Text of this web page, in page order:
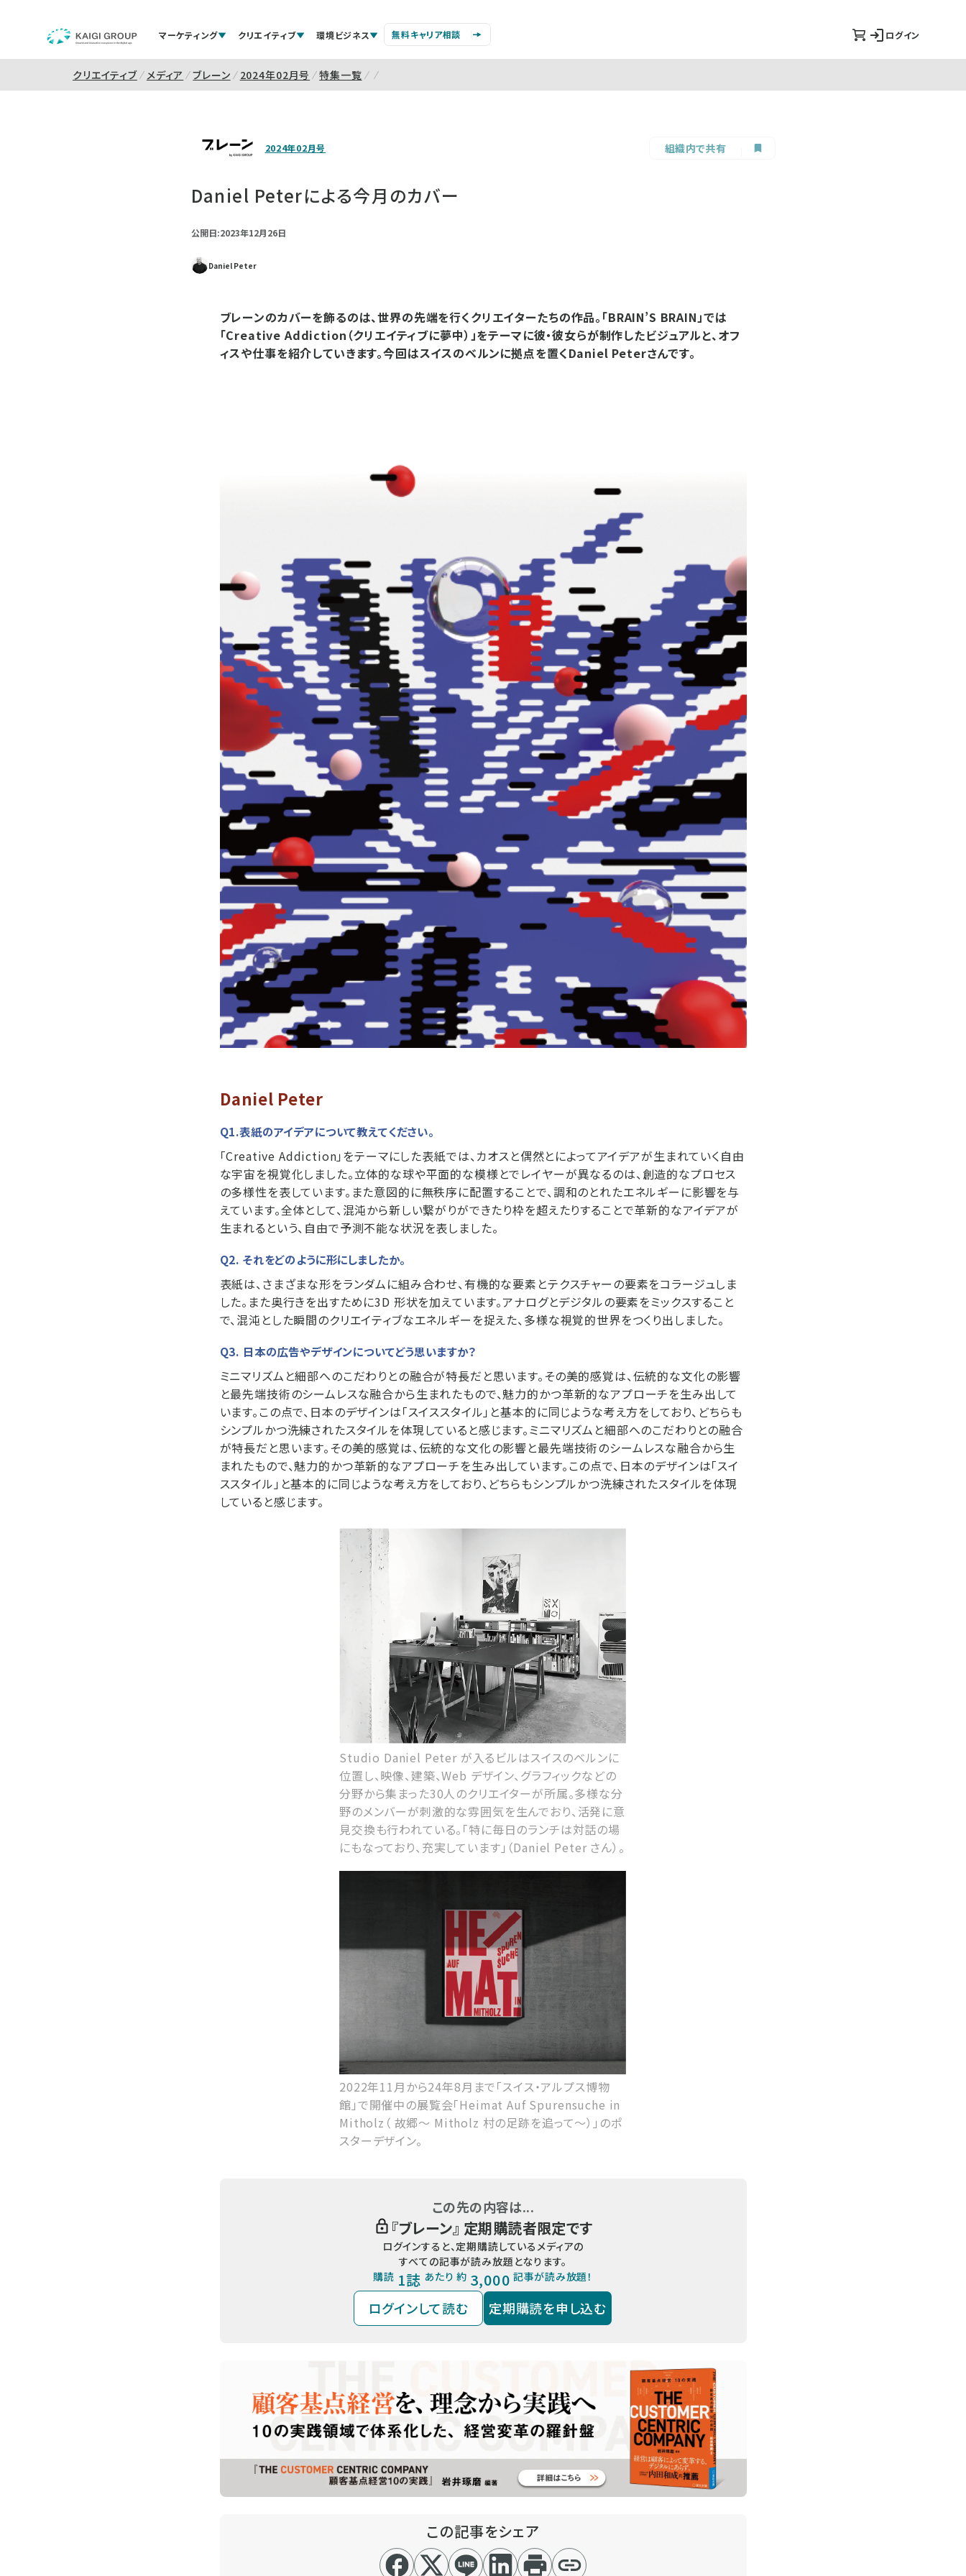
マーケティング クリエイティブ 環境ビジネス 無料キャリア相談 ログイン
クリエイティブ メディア ブレーン 2024年02月号 特集一覧
2024年02月号 組織内で共有
Daniel Peterによる今月のカバー
公開日:2023年12月26日
Daniel Peter
ブレーンのカバーを飾るのは、世界の先端を行くクリエイターたちの作品。「BRAIN’S BRAIN」では
「Creative Addiction（クリエイティブに夢中）」をテーマに彼・彼女らが制作したビジュアルと、オフ
ィスや仕事を紹介していきます。今回はスイスのベルンに拠点を置くDaniel Peterさんです。
Daniel Peter
Q1.表紙のアイデアについて教えてください。
「Creative Addiction」をテーマにした表紙では、カオスと偶然とによってアイデアが生まれていく自由
な宇宙を視覚化しました。立体的な球や平面的な模様とでレイヤーが異なるのは、創造的なプロセス
の多様性を表しています。また意図的に無秩序に配置することで、調和のとれたエネルギーに影響を与
えています。全体として、混沌から新しい繋がりができたり枠を超えたりすることで革新的なアイデアが
生まれるという、自由で予測不能な状況を表しました。
Q2. それをどのように形にしましたか。
表紙は、さまざまな形をランダムに組み合わせ、有機的な要素とテクスチャーの要素をコラージュしま
した。また奥行きを出すために3D 形状を加えています。アナログとデジタルの要素をミックスすること
で、混沌とした瞬間のクリエイティブなエネルギーを捉えた、多様な視覚的世界をつくり出しました。
Q3. 日本の広告やデザインについてどう思いますか？
ミニマリズムと細部へのこだわりとの融合が特長だと思います。その美的感覚は、伝統的な文化の影響
と最先端技術のシームレスな融合から生まれたもので、魅力的かつ革新的なアプローチを生み出して
います。この点で、日本のデザインは「スイススタイル」と基本的に同じような考え方をしており、どちらも
シンプルかつ洗練されたスタイルを体現していると感じます。ミニマリズムと細部へのこだわりとの融合
が特長だと思います。その美的感覚は、伝統的な文化の影響と最先端技術のシームレスな融合から生
まれたもので、魅力的かつ革新的なアプローチを生み出しています。この点で、日本のデザインは「スイ
ススタイル」と基本的に同じような考え方をしており、どちらもシンプルかつ洗練されたスタイルを体現
していると感じます。
Studio Daniel Peter が入るビルはスイスのベルンに
位置し、映像、建築、Web デザイン、グラフィックなどの
分野から集まった30人のクリエイターが所属。多様な分
野のメンバーが刺激的な雰囲気を生んでおり、活発に意
見交換も行われている。「特に毎日のランチは対話の場
にもなっており、充実しています」（Daniel Peter さん）。
2022年11月から24年8月まで「スイス・アルプス博物
館」で開催中の展覧会「Heimat Auf Spurensuche in
Mitholz（ 故郷～ Mitholz 村の足跡を追って～）」のポ
スターデザイン。
この先の内容は...
『ブレーン』 定期購読者限定です
ログインすると、定期購読しているメディアの
すべての記事が読み放題となります。
購読 1誌 あたり 約 3,000 記事が読み放題！
ログインして読む 定期購読を申し込む
この記事をシェア